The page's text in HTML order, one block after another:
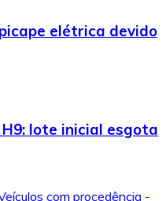
elétrica devido
lote inicial esgota